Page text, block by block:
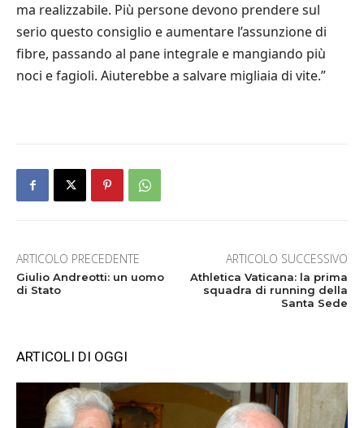
ma realizzabile. Più persone devono prendere sul
serio questo consiglio e aumentare l’assunzione di
fibre, passando al pane integrale e mangiando più
noci e fagioli. Aiuterebbe a salvare migliaia di vite.”
ARTICOLO PRECEDENTE
Giulio Andreotti: un uomo
di Stato
ARTICOLO SUCCESSIVO
Athletica Vaticana: la prima
squadra di running della
Santa Sede
ARTICOLI DI OGGI